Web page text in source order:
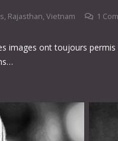
, Rajasthan, Vietnam 1
images ont toujours